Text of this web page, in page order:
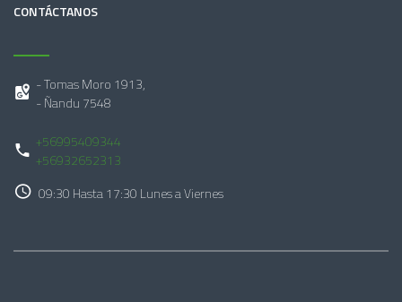
CONTÁCTANOS
- Tomas Moro 1913,
- Ñandu 7548
+56995409344
+56932652313
09:30 Hasta 17:30 Lunes a Viernes